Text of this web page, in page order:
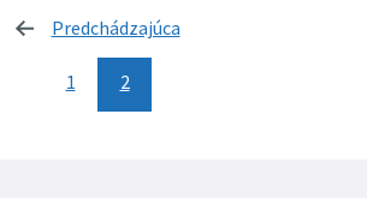
Predchádzajúca
1 2